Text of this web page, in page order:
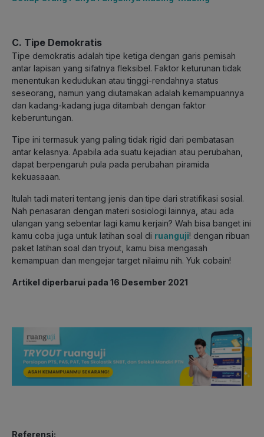
C. Tipe Demokratis
Tipe demokratis adalah tipe ketiga dengan garis pemisah
antar lapisan yang sifatnya fleksibel. Faktor keturunan tidak
menentukan kedudukan atau tinggi-rendahnya status
seseorang, namun yang diutamakan adalah kemampuannya
dan kadang-kadang juga ditambah dengan faktor
keberuntungan.
Tipe ini termasuk yang paling tidak rigid dari pembatasan
antar kelasnya. Apabila ada suatu kejadian atau perubahan,
dapat berpengaruh pula pada perubahan piramida
kekuasaaan.
Itulah tadi materi tentang jenis dan tipe dari stratifikasi sosial.
Nah penasaran dengan materi sosiologi lainnya, atau ada
ulangan yang sebentar lagi kamu kerjain? Wah bisa banget ini
kamu coba juga untuk latihan soal di ruanguji! dengan ribuan
paket latihan soal dan tryout, kamu bisa mengasah
kemampuan dan mengejar target nilaimu nih. Yuk cobain!
Artikel diperbarui pada 16 Desember 2021
Referensi: